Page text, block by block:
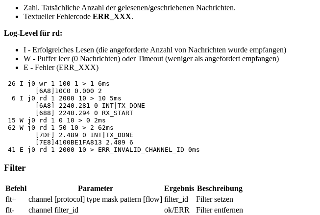
Zahl. Tatsächliche Anzahl der gelesenen/geschriebenen Nachrichten.
Textueller Fehlercode ERR_XXX.
Log-Level für rd:
I - Erfolgreiches Lesen (die angeforderte Anzahl von Nachrichten wurde empfangen)
W - Puffer leer (0 Nachrichten) oder Timeout (weniger als angefordert empfangen)
E - Fehler (ERR_XXX)
26 I j0 wr 1 100 1 > 1 6ms
  6 I j0 rd 1 2000 10 > 10 5ms
15 W j0 rd 1 0 10 > 0 2ms
62 W j0 rd 1 50 10 > 2 62ms
41 E j0 rd 1 2000 10 > ERR_INVALID_CHANNEL_ID 0ms
Filter
Befehl Parameter Ergebnis Beschreibung
flt+
channel [protocol] type mask pattern [flow] filter_id
Filter setzen
flt-
channel filter_id ok/ERR Filter entfernen